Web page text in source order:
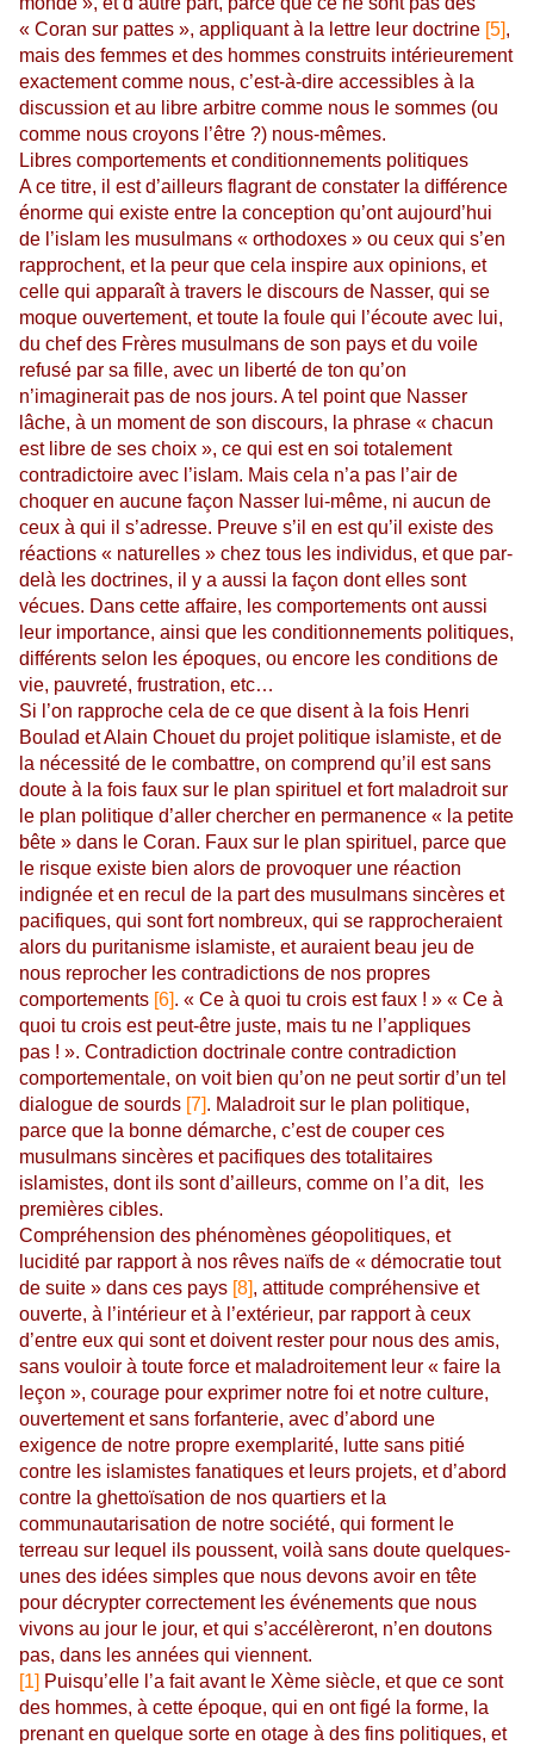
« Coran sur pattes », appliquant à la lettre leur doctrine [5],
mais des femmes et des hommes construits intérieurement
exactement comme nous, c’est-à-dire accessibles à la
discussion et au libre arbitre comme nous le sommes (ou
comme nous croyons l’être ?) nous-mêmes.
Libres comportements et conditionnements politiques
A ce titre, il est d’ailleurs flagrant de constater la différence
énorme qui existe entre la conception qu’ont aujourd’hui
de l’islam les musulmans « orthodoxes » ou ceux qui s’en
rapprochent, et la peur que cela inspire aux opinions, et
celle qui apparaît à travers le discours de Nasser, qui se
moque ouvertement, et toute la foule qui l’écoute avec lui,
du chef des Frères musulmans de son pays et du voile
refusé par sa fille, avec un liberté de ton qu’on
n’imaginerait pas de nos jours. A tel point que Nasser
lâche, à un moment de son discours, la phrase « chacun
est libre de ses choix », ce qui est en soi totalement
contradictoire avec l’islam. Mais cela n’a pas l’air de
choquer en aucune façon Nasser lui-même, ni aucun de
ceux à qui il s’adresse. Preuve s’il en est qu’il existe des
réactions « naturelles » chez tous les individus, et que par-
delà les doctrines, il y a aussi la façon dont elles sont
vécues. Dans cette affaire, les comportements ont aussi
leur importance, ainsi que les conditionnements politiques,
différents selon les époques, ou encore les conditions de
vie, pauvreté, frustration, etc…
Si l’on rapproche cela de ce que disent à la fois Henri
Boulad et Alain Chouet du projet politique islamiste, et de
la nécessité de le combattre, on comprend qu’il est sans
doute à la fois faux sur le plan spirituel et fort maladroit sur
le plan politique d’aller chercher en permanence « la petite
bête » dans le Coran. Faux sur le plan spirituel, parce que
le risque existe bien alors de provoquer une réaction
indignée et en recul de la part des musulmans sincères et
pacifiques, qui sont fort nombreux, qui se rapprocheraient
alors du puritanisme islamiste, et auraient beau jeu de
nous reprocher les contradictions de nos propres
comportements [6]. « Ce à quoi tu crois est faux ! » « Ce à
quoi tu crois est peut-être juste, mais tu ne l’appliques
pas ! ». Contradiction doctrinale contre contradiction
comportementale, on voit bien qu’on ne peut sortir d’un tel
dialogue de sourds [7]. Maladroit sur le plan politique,
parce que la bonne démarche, c’est de couper ces
musulmans sincères et pacifiques des totalitaires
islamistes, dont ils sont d’ailleurs, comme on l’a dit, les
premières cibles.
Compréhension des phénomènes géopolitiques, et
lucidité par rapport à nos rêves naïfs de « démocratie tout
de suite » dans ces pays [8], attitude compréhensive et
ouverte, à l’intérieur et à l’extérieur, par rapport à ceux
d’entre eux qui sont et doivent rester pour nous des amis,
sans vouloir à toute force et maladroitement leur « faire la
leçon », courage pour exprimer notre foi et notre culture,
ouvertement et sans forfanterie, avec d’abord une
exigence de notre propre exemplarité, lutte sans pitié
contre les islamistes fanatiques et leurs projets, et d’abord
contre la ghettoïsation de nos quartiers et la
communautarisation de notre société, qui forment le
terreau sur lequel ils poussent, voilà sans doute quelques-
unes des idées simples que nous devons avoir en tête
pour décrypter correctement les événements que nous
vivons au jour le jour, et qui s’accélèreront, n’en doutons
pas, dans les années qui viennent.
[1] Puisqu’elle l’a fait avant le Xème siècle, et que ce sont
des hommes, à cette époque, qui en ont figé la forme, la
prenant en quelque sorte en otage à des fins politiques, et